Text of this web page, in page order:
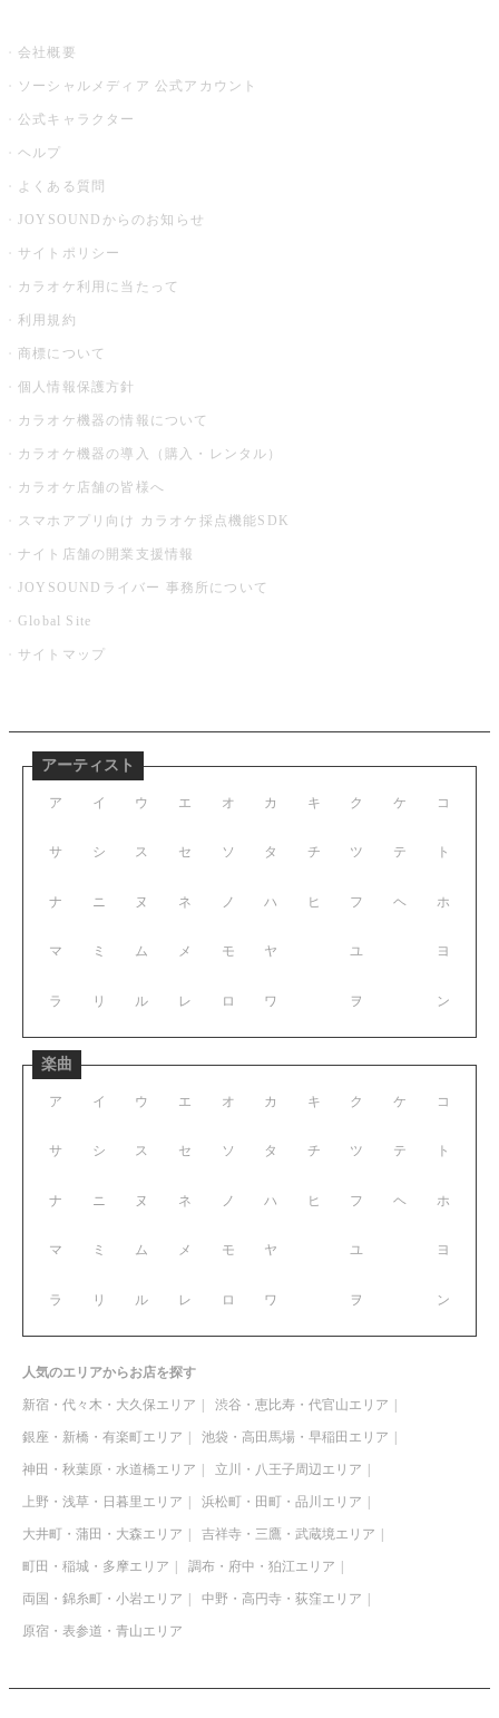
会社概要
ソーシャルメディア 公式アカウント
公式キャラクター
ヘルプ
よくある質問
JOYSOUNDからのお知らせ
サイトポリシー
カラオケ利用に当たって
利用規約
商標について
個人情報保護方針
カラオケ機器の情報について
カラオケ機器の導入（購入・レンタル）
カラオケ店舗の皆様へ
スマホアプリ向け カラオケ採点機能SDK
ナイト店舗の開業支援情報
JOYSOUNDライバー 事務所について
Global Site
サイトマップ
アーティスト
ア イ ウ エ オ
サ シ ス セ ソ
ナ ニ ヌ ネ ノ
マ ミ ム メ モ
ラ リ ル レ ロ
カ キ ク ケ コ
タ チ ツ テ ト
ハ ヒ フ ヘ ホ
ヤ ユ ヨ
ワ ヲ ン
楽曲
ア イ ウ エ オ
サ シ ス セ ソ
ナ ニ ヌ ネ ノ
マ ミ ム メ モ
ラ リ ル レ ロ
カ キ ク ケ コ
タ チ ツ テ ト
ハ ヒ フ ヘ ホ
ヤ ユ ヨ
ワ ヲ ン
人気のエリアからお店を探す
新宿・代々木・大久保エリア 渋谷・恵比寿・代官山エリア
銀座・新橋・有楽町エリア 池袋・高田馬場・早稲田エリア
神田・秋葉原・水道橋エリア 立川・八王子周辺エリア
上野・浅草・日暮里エリア 浜松町・田町・品川エリア
大井町・蒲田・大森エリア 吉祥寺・三鷹・武蔵境エリア
町田・稲城・多摩エリア 調布・府中・狛江エリア
両国・錦糸町・小岩エリア 中野・高円寺・荻窪エリア
原宿・表参道・青山エリア